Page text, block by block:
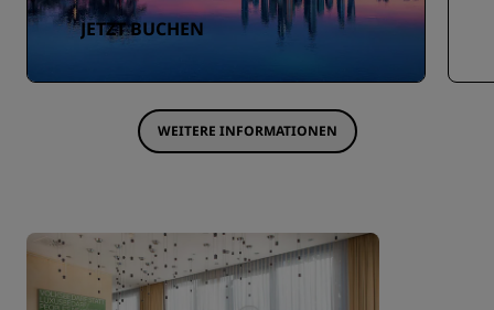
JETZT BUCHEN
WEITERE INFORMATIONEN